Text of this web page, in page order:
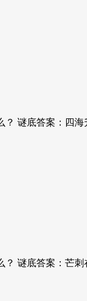
谜底答案：四
谜底答案：芒